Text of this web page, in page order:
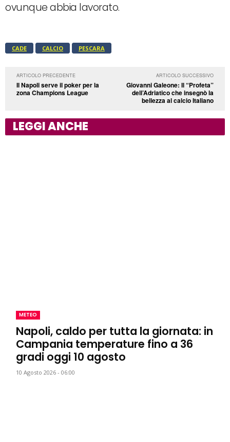
ovunque abbia lavorato.
CADE CALCIO PESCARA
ARTICOLO PRECEDENTE
Il Napoli serve il poker per la
zona Champions League
ARTICOLO SUCCESSIVO
Giovanni Galeone: Il “Profeta”
dell’Adriatico che insegnò la
bellezza al calcio Italiano
LEGGI ANCHE
METEO
Napoli, caldo per tutta la giornata: in
Campania temperature fino a 36
gradi oggi 10 agosto
10 Agosto 2026 - 06:00